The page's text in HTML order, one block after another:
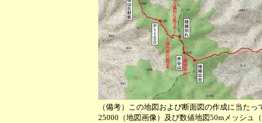
（備考）この地図および断面図の作成に当た
25000（地図画像）及び数値地図50mメッシ